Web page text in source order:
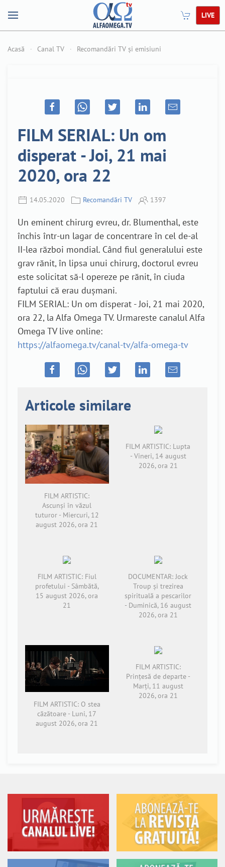
LIVE
Acasă Canal TV Recomandări TV și emisiuni
FILM SERIAL: Un om
disperat - Joi, 21 mai
2020, ora 22
14.05.2020 Recomandări TV 1397
Un eminent chirurg evreu, dr. Blumenthal, este
închis într-un lagar de concentrare în cel de-al
II-lea război mondial. Când fiul generalului este
grav rănit, în lipsa unui chirurg, doctorul evreu
este solicitat să-l opereze pe rănit, în ciuda
faptului că erau dușmani.
FILM SERIAL: Un om disperat - Joi, 21 mai 2020,
ora 22, la Alfa Omega TV. Urmareste canalul Alfa
Omega TV live online:
https://alfaomega.tv/canal-tv/alfa-omega-tv
Articole similare
FILM ARTISTIC:
Ascunși în văzul
tuturor - Miercuri, 12
august 2026, ora 21
FILM ARTISTIC: Lupta
- Vineri, 14 august
2026, ora 21
FILM ARTISTIC: Fiul
profetului - Sâmbătă,
15 august 2026, ora
21
DOCUMENTAR: Jock
Troup și trezirea
spirituală a pescarilor
- Duminică, 16 august
2026, ora 21
FILM ARTISTIC: O stea
căzătoare - Luni, 17
august 2026, ora 21
FILM ARTISTIC:
Prințesă de departe -
Marți, 11 august
2026, ora 21